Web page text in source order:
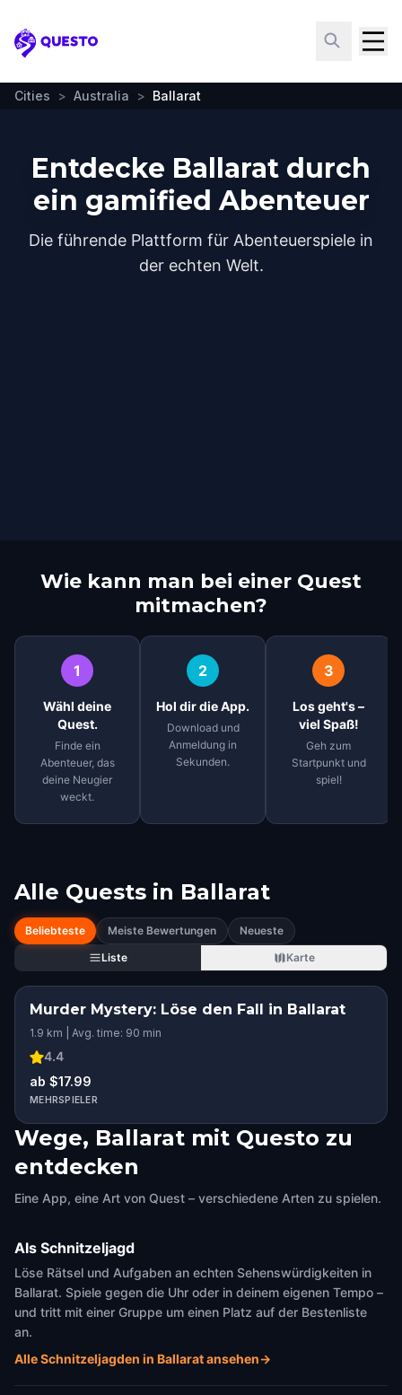
Questo
Cities > Australia > Ballarat
Entdecke Ballarat durch
ein gamified Abenteuer
Die führende Plattform für Abenteuerspiele in
der echten Welt.
Wie kann man bei einer Quest
mitmachen?
1
Wähl deine
Quest.
Finde ein
Abenteuer, das
deine Neugier
weckt.
2
Hol dir die App.
Download und
Anmeldung in
Sekunden.
3
Los geht's –
viel Spaß!
Geh zum
Startpunkt und
spiel!
Alle Quests in Ballarat
Beliebteste Meiste Bewertungen
Neueste
Liste
Karte
Murder Mystery: Löse den Fall in Ballarat
1.9 km | Avg. time: 90 min
4.4
ab $17.99
MEHRSPIELER
Wege, Ballarat mit Questo zu
entdecken
Eine App, eine Art von Quest – verschiedene Arten zu spielen.
Als Schnitzeljagd
Löse Rätsel und Aufgaben an echten Sehenswürdigkeiten in
Ballarat. Spiele gegen die Uhr oder in deinem eigenen Tempo –
und tritt mit einer Gruppe um einen Platz auf der Bestenliste
an.
Alle Schnitzeljagden in Ballarat ansehen→